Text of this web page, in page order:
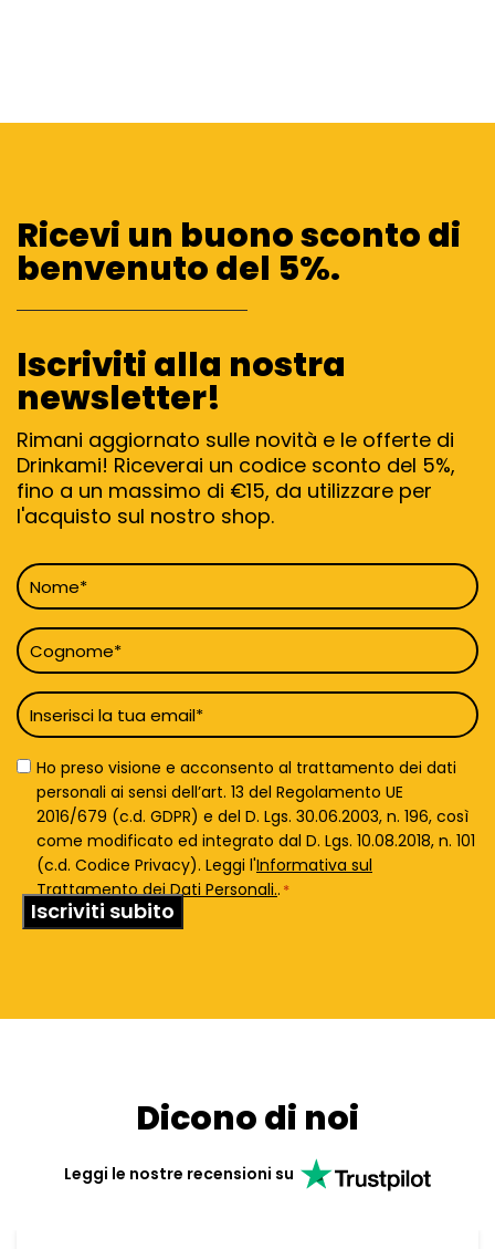
Ricevi un buono sconto di
benvenuto del 5%.
Iscriviti alla nostra
newsletter!
Rimani aggiornato sulle novità e le offerte di
Drinkami! Riceverai un codice sconto del 5%,
fino a un massimo di €15, da utilizzare per
l'acquisto sul nostro shop.
Nome
*
Cognome
*
Email
*
Privacy
Policy
Ho preso visione e acconsento al trattamento dei dati
personali ai sensi dell’art. 13 del Regolamento UE
2016/679 (c.d. GDPR) e del D. Lgs. 30.06.2003, n. 196, così
come modificato ed integrato dal D. Lgs. 10.08.2018, n. 101
(c.d. Codice Privacy). Leggi l'Informativa sul
Trattamento dei Dati Personali.. *
Dicono di noi
Leggi le nostre recensioni su